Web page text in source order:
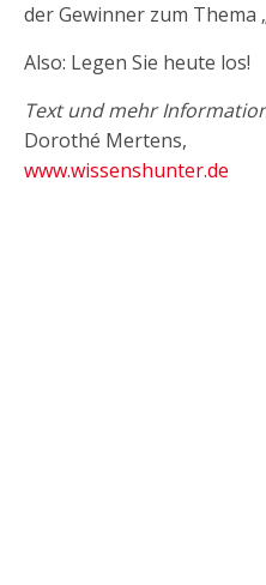
der Gewinner zum Thema
Also: Legen Sie heute los!
Text und mehr
Dorothé Mertens,
www.wissenshunter.de